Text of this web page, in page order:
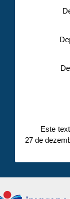
Este
27 de